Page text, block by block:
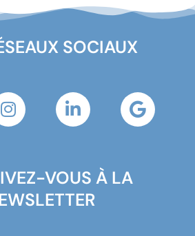
SOCIAUX
VOUS À LA